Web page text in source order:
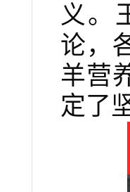
义。
论，
羊营
定了